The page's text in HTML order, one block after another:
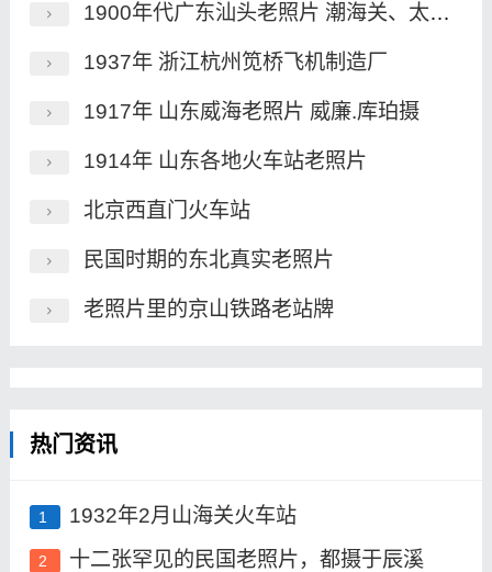
1900年代广东汕头老照片 潮海关、太古码头、汕头港
1937年 浙江杭州笕桥飞机制造厂
1917年 山东威海老照片 威廉.库珀摄
1914年 山东各地火车站老照片
北京西直门火车站
民国时期的东北真实老照片
老照片里的京山铁路老站牌
热门资讯
1 1932年2月山海关火车站
2 十二张罕见的民国老照片，都摄于辰溪